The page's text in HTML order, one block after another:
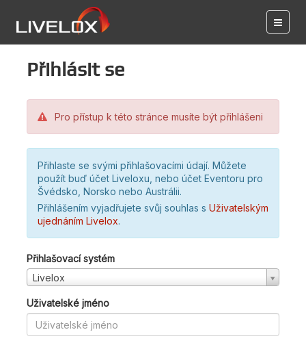
Přihlásit se
Pro přístup k této stránce musíte být přihlášeni
Přihlaste se svými přihlašovacími údají. Můžete
použít buď účet Liveloxu, nebo účet Eventoru pro
Švédsko, Norsko nebo Austrálii.
Přihlášením vyjadřujete svůj souhlas s Uživatelským
ujednáním Livelox.
Přihlašovací systém
Livelox
Uživatelské jméno